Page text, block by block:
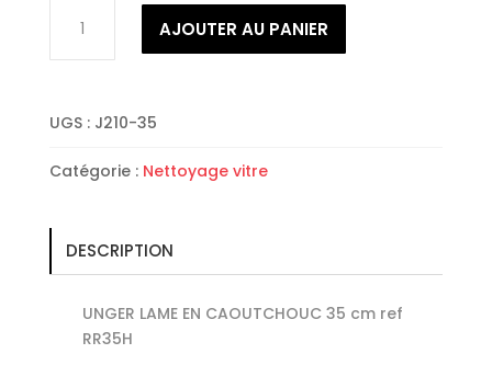
UNGER
CAOUTCHOUC
AJOUTER AU PANIER
UGS : J210-35
Catégorie : Nettoyage vitre
DESCRIPTION
UNGER LAME EN CAOUTCHOUC 35 cm ref
RR35H